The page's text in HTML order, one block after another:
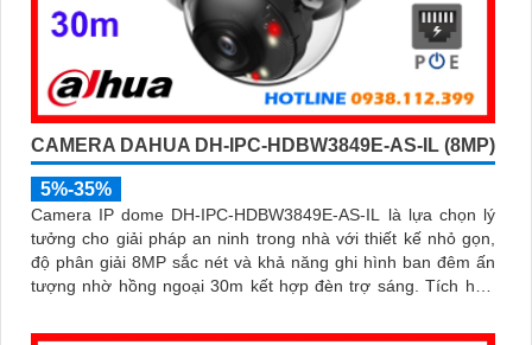
CAMERA DAHUA DH-IPC-HDBW3849E-AS-IL (8MP)
5%-35%
Camera IP dome DH-IPC-HDBW3849E-AS-IL là lựa chọn lý
tưởng cho giải pháp an ninh trong nhà với thiết kế nhỏ gọn,
độ phân giải 8MP sắc nét và khả năng ghi hình ban đêm ấn
tượng nhờ hồng ngoại 30m kết hợp đèn trợ sáng. Tích hợp
thông minh giúp phân biệt chính xác người và phương tiện hỗ